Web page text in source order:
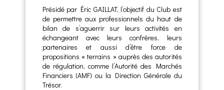
Présidé par Éric GAILLAT, l’objectif du Club est
de permettre aux professionnels du haut de
bilan de s’aguerrir sur leurs activités en
échangeant avec leurs confrères, leurs
partenaires et aussi d’être force de
propositions « terrains » auprès des autorités
de régulation, comme l’Autorité des Marchés
Financiers (AMF) ou la Direction Générale du
Trésor.